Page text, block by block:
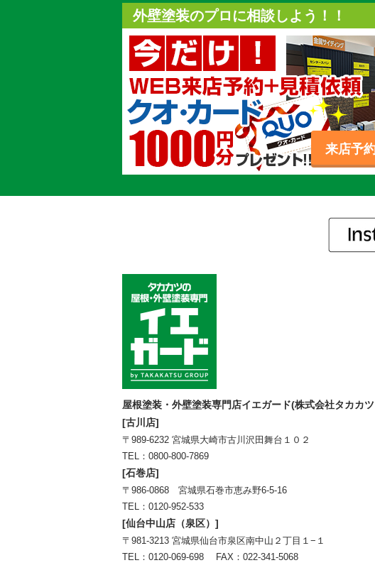
外壁塗装のプロに相談しよう！！
来店予
屋根塗装・外壁塗装専門店イエガード(株式会社タカカ
[古川店]
〒989-6232 宮城県大崎市古川沢田舞台１０２
TEL： 0800-800-7869
[石巻店]
〒986-0868 宮城県石巻市恵み野6-5-16
TEL： 0120-952-533
[仙台中山店（泉区）]
〒981-3213 宮城県仙台市泉区南中山２丁目１−１
TEL： 0120-069-698 FAX：022-341-5068